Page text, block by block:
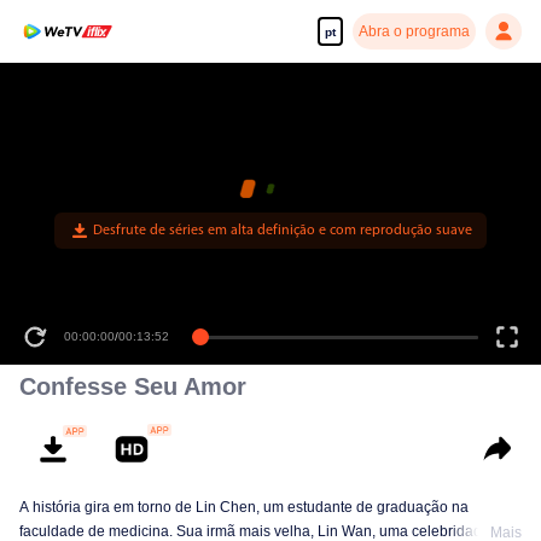
pt Abra o programa
Desfrute de séries em alta definição e com reprodução suave
00:00:00/00:13:52
Confesse Seu Amor
A história gira em torno de Lin Chen, um estudante de graduação na
faculdade de medicina. Sua irmã mais velha, Lin Wan, uma celebridade daMais